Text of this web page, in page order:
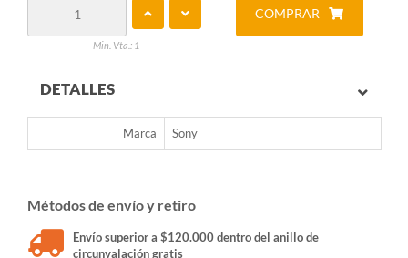
Min. Vta.: 1
COMPRAR
DETALLES
Marca Sony
Métodos de envío y retiro
Envío superior a $120.000 dentro del anillo de
circunvalación gratis